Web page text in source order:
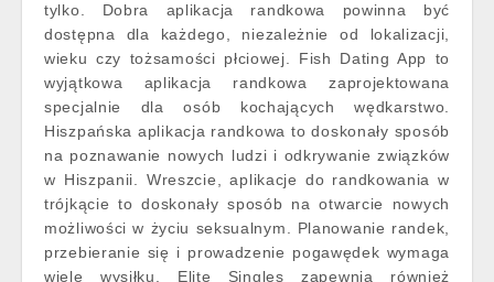
tylko. Dobra aplikacja randkowa powinna być
dostępna dla każdego, niezależnie od lokalizacji,
wieku czy tożsamości płciowej. Fish Dating App to
wyjątkowa aplikacja randkowa zaprojektowana
specjalnie dla osób kochających wędkarstwo.
Hiszpańska aplikacja randkowa to doskonały sposób
na poznawanie nowych ludzi i odkrywanie związków
w Hiszpanii. Wreszcie, aplikacje do randkowania w
trójkącie to doskonały sposób na otwarcie nowych
możliwości w życiu seksualnym. Planowanie randek,
przebieranie się i prowadzenie pogawędek wymaga
wiele wysiłku. Elite Singles zapewnia również